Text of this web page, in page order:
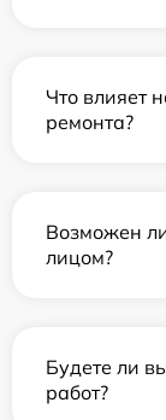
Что влияет
ремонта?
Возможен
лицом?
Будете ли
работ?